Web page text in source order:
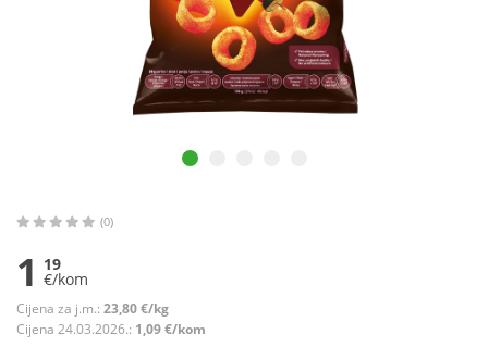
(0)
1 19
€/kom
Cijena za j.m.: 23,80 €/kg
Cijena 24.03.2026.: 1,09 €/kom